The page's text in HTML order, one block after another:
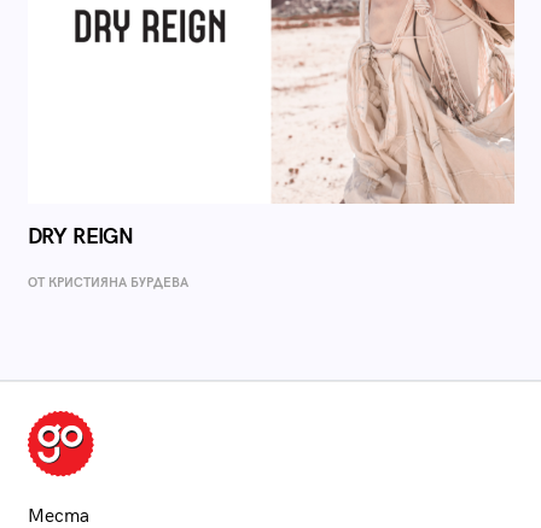
DRY REIGN
ОТ КРИСТИЯНА БУРДЕВА
Места